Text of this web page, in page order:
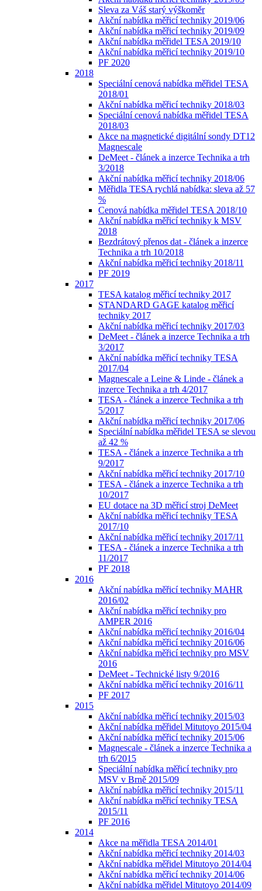
Sleva za Váš starý výškoměr
Akční nabídka měřicí techniky 2019/06
Akční nabídka měřicí techniky 2019/09
Akční nabídka měřidel TESA 2019/10
Akční nabídka měřicí techniky 2019/10
PF 2020
2018
Speciální cenová nabídka měřidel TESA
2018/01
Akční nabídka měřicí techniky 2018/03
Speciální cenová nabídka měřidel TESA
2018/03
Akce na magnetické digitální sondy DT12
Magnescale
DeMeet - článek a inzerce Technika a trh
3/2018
Akční nabídka měřicí techniky 2018/06
Měřidla TESA rychlá nabídka: sleva až 57
%
Cenová nabídka měřidel TESA 2018/10
Akční nabídka měřicí techniky k MSV
2018
Bezdrátový přenos dat - článek a inzerce
Technika a trh 10/2018
Akční nabídka měřicí techniky 2018/11
PF 2019
2017
TESA katalog měřicí techniky 2017
STANDARD GAGE katalog měřicí
techniky 2017
Akční nabídka měřicí techniky 2017/03
DeMeet - článek a inzerce Technika a trh
3/2017
Akční nabídka měřicí techniky TESA
2017/04
Magnescale a Leine & Linde - článek a
inzerce Technika a trh 4/2017
TESA - článek a inzerce Technika a trh
5/2017
Akční nabídka měřicí techniky 2017/06
Speciální nabídka měřidel TESA se slevou
až 42 %
TESA - článek a inzerce Technika a trh
9/2017
Akční nabídka měřicí techniky 2017/10
TESA - článek a inzerce Technika a trh
10/2017
EU dotace na 3D měřicí stroj DeMeet
Akční nabídka měřicí techniky TESA
2017/10
Akční nabídka měřicí techniky 2017/11
TESA - článek a inzerce Technika a trh
11/2017
PF 2018
2016
Akční nabídka měřicí techniky MAHR
2016/02
Akční nabídka měřicí techniky pro
AMPER 2016
Akční nabídka měřicí techniky 2016/04
Akční nabídka měřicí techniky 2016/06
Akční nabídka měřicí techniky pro MSV
2016
DeMeet - Technické listy 9/2016
Akční nabídka měřicí techniky 2016/11
PF 2017
2015
Akční nabídka měřicí techniky 2015/03
Akční nabídka měřidel Mitutoyo 2015/04
Akční nabídka měřicí techniky 2015/06
Magnescale - článek a inzerce Technika a
trh 6/2015
Speciální nabídka měřicí techniky pro
MSV v Brně 2015/09
Akční nabídka měřicí techniky 2015/11
Akční nabídka měřicí techniky TESA
2015/11
PF 2016
2014
Akce na měřidla TESA 2014/01
Akční nabídka měřicí techniky 2014/03
Akční nabídka měřidel Mitutoyo 2014/04
Akční nabídka měřicí techniky 2014/06
Akční nabídka měřidel Mitutoyo 2014/09